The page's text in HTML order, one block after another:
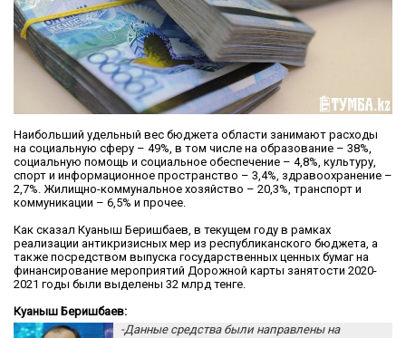
Наибольший удельный вес бюджета области занимают расходы
на социальную сферу – 49%, в том числе на образование – 38%,
социальную помощь и социальное обеспечение – 4,8%, культуру,
спорт и информационное пространство – 3,4%, здравоохранение –
2,7%. Жилищно-коммунальное хозяйство – 20,3%, транспорт и
коммуникации – 6,5% и прочее.
Как сказал Куаныш Беришбаев, в текущем году в рамках
реализации антикризисных мер из республиканского бюджета, а
также посредством выпуска государственных ценных бумаг на
финансирование мероприятий Дорожной карты занятости 2020-
2021 годы были выделены 32 млрд тенге.
Куаныш Беришбаев:
-Данные средства были направлены на